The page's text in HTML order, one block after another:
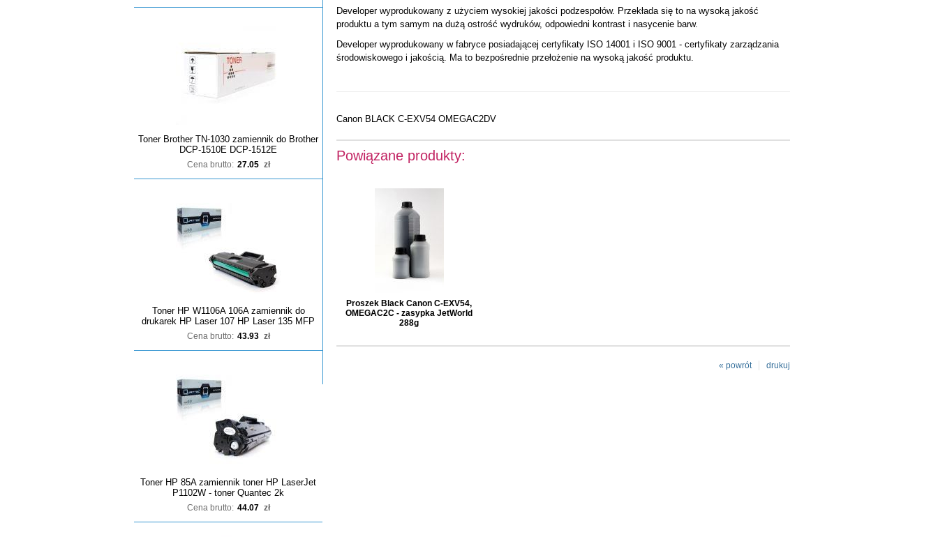
Toner Brother TN-1030 zamiennik do Brother
DCP-1510E DCP-1512E
Cena brutto: 27.05 zł
Toner HP W1106A 106A zamiennik do
drukarek HP Laser 107 HP Laser 135 MFP
Cena brutto: 43.93 zł
Toner HP 85A zamiennik toner HP LaserJet
P1102W - toner Quantec 2k
Cena brutto: 44.07 zł
Developer wyprodukowany z użyciem wysokiej jakości podzespołów. Przekłada się to na wysoką jakość
produktu a tym samym na dużą ostrość wydruków, odpowiedni kontrast i nasycenie barw.
Developer wyprodukowany w fabryce posiadającej certyfikaty ISO 14001 i ISO 9001 - certyfikaty zarządzania
środowiskowego i jakością. Ma to bezpośrednie przełożenie na wysoką jakość produktu.
Canon BLACK C-EXV54 OMEGAC2DV
Powiązane produkty:
Proszek Black Canon C-EXV54,
OMEGAC2C - zasypka JetWorld
288g
drukuj
« powrót